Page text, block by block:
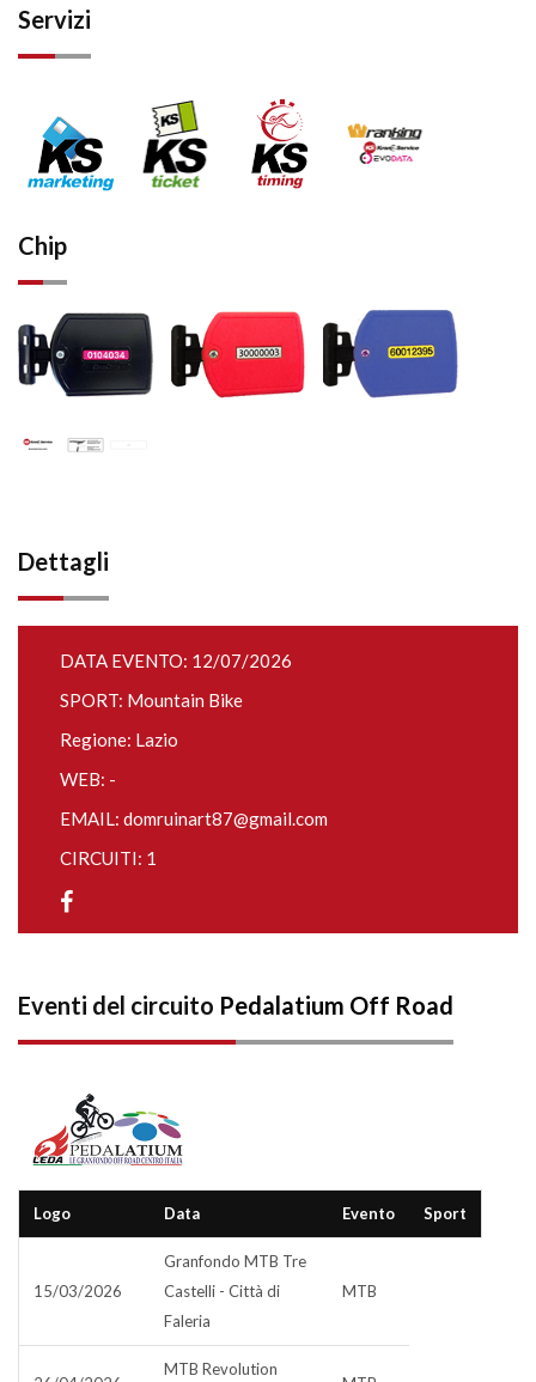
Servizi
Chip
Dettagli
DATA EVENTO: 12/07/2026
SPORT: Mountain Bike
Regione: Lazio
WEB: -
EMAIL: domruinart87@gmail.com
CIRCUITI: 1
Eventi del circuito Pedalatium Off Road
Logo Data Evento Sport
15/03/2026
Granfondo MTB Tre
Castelli - Città di
Faleria
MTB
MTB Revolution